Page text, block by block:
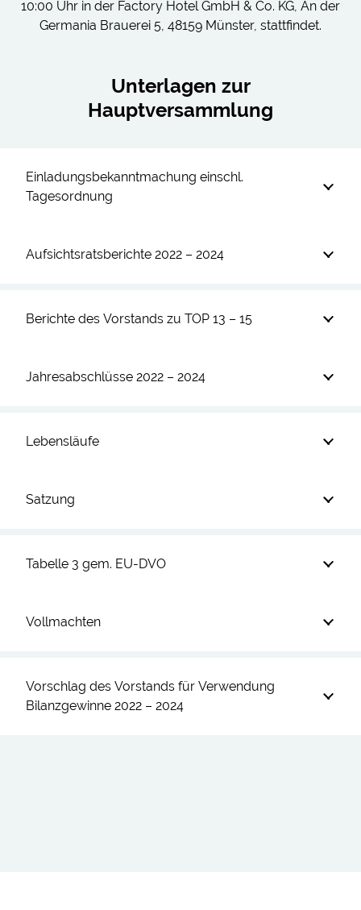
10:00 Uhr in der Factory Hotel GmbH & Co. KG, An der
Germania Brauerei 5, 48159 Münster, stattfindet.
Unterlagen zur
Hauptversammlung
Einladungsbekanntmachung einschl.
Tagesordnung
Aufsichtsratsberichte 2022 – 2024
Berichte des Vorstands zu TOP 13 – 15
Jahresabschlüsse 2022 – 2024
Lebensläufe
Satzung
Tabelle 3 gem. EU-DVO
Vollmachten
Vorschlag des Vorstands für Verwendung
Bilanzgewinne 2022 – 2024